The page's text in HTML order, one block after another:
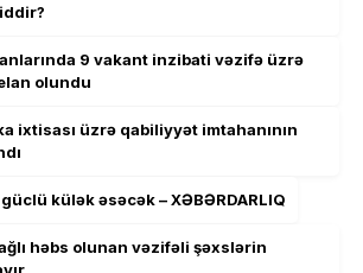
9 vakant inzibati vəzifə üzrə
olundu
ixtisası üzrə qabiliyyət imtahanının
külək əsəcək – XƏBƏRDARLIQ
həbs olunan vəzifəli şəxslərin